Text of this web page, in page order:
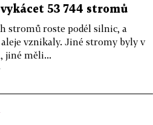
53 744 stromů
stromů roste podél silnic, a
vznikaly. Jiné stromy byly v
jiné měli...